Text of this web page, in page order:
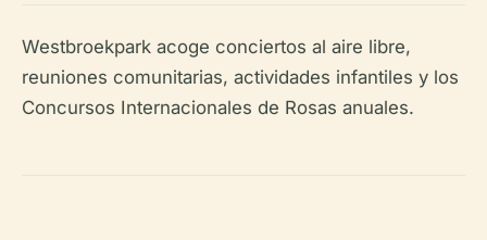
Westbroekpark acoge conciertos al aire libre,
reuniones comunitarias, actividades infantiles y los
Concursos Internacionales de Rosas anuales.